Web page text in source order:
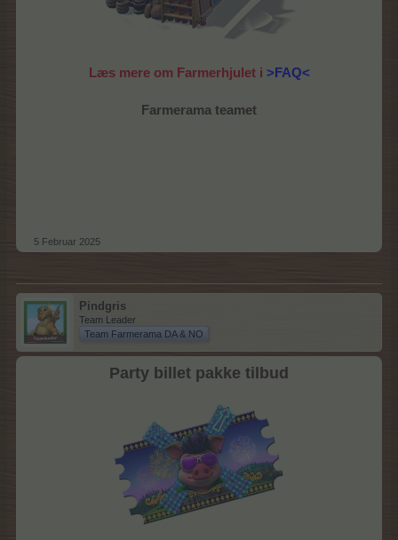
Læs mere om Farmerhjulet i >FAQ<
Farmerama teamet
5 Februar 2025
Pindgris
Team Leader
Team Farmerama DA & NO
Party billet pakke tilbud